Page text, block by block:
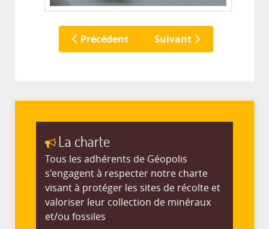
Précédent Suivant
La charte
Tous les adhérents de Géopolis
s'engagent à respecter notre charte
visant à protéger les sites de récolte et
valoriser leur collection de minéraux
et/ou fossiles